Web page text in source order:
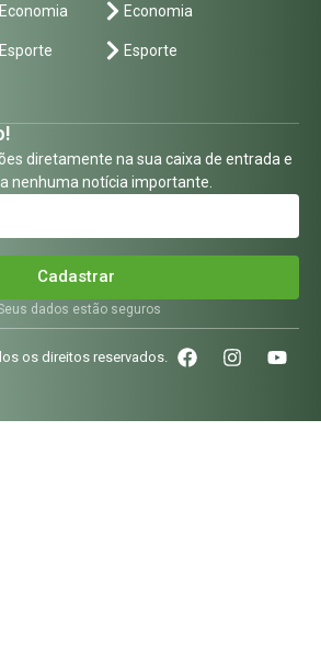
Economia
Esporte
Economia
Esporte
diretamente na sua caixa de entrada e
nenhuma notícia importante.
Cadastrar
dados estão seguros
os direitos reservados.